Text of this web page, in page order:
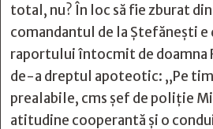
total, nu? În loc să fie zburat
comandantul de la Ștefănești e
raportului întocmit de doamna
de-a dreptul apoteotic: „Pe
prealabile, cms șef de poliție
atitudine cooperantă și o